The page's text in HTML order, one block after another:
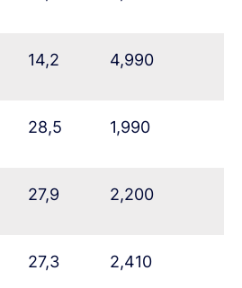
14,2 4,990
28,5 1,990
27,9 2,200
27,3 2,410